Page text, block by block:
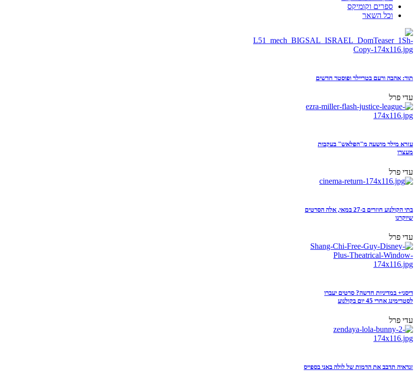
ספרים וקומיקס
וכל השאר
תור: אהבה ורעם בטריילר ופוסטר חדשים
עדי פרל
עזרא מילר מושעה מ"הפלאש" בעקבות
מעצרו
עדי פרל
בתי הקולנוע חוזרים ב-27 במאי, אלה הסרטים
שיוקרנו
עדי פרל
דיסני+ במדיניות חדשה? סרטים יעברו
לסטרימינג אחרי 45 יום בקולנוע
עדי פרל
זנדאיה תדבב את הדמות של לולה באני בספייס